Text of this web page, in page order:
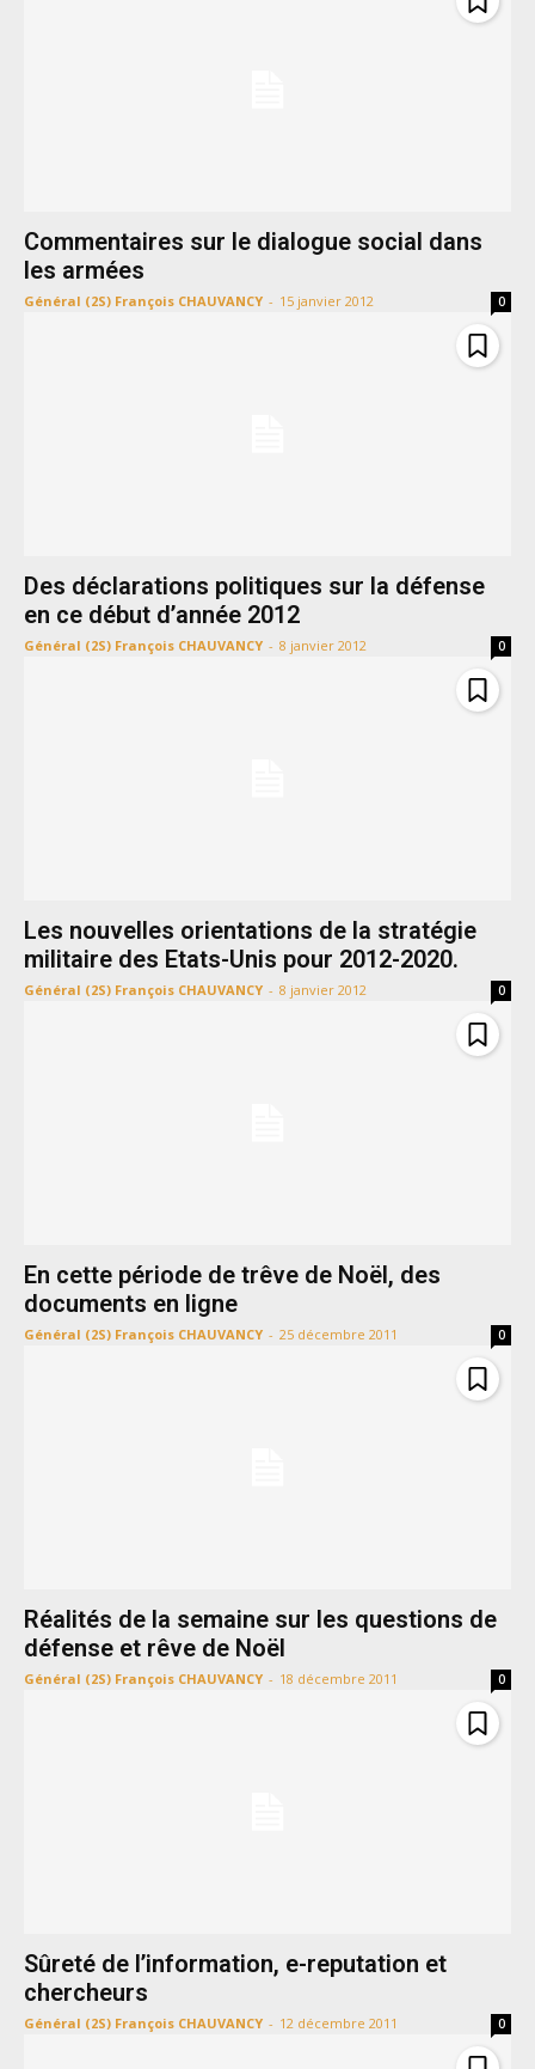
Commentaires sur le dialogue social dans
les armées
Général (2S) François CHAUVANCY - 15 janvier 2012 0
Des déclarations politiques sur la défense
en ce début d’année 2012
Général (2S) François CHAUVANCY - 8 janvier 2012 0
Les nouvelles orientations de la stratégie
militaire des Etats-Unis pour 2012-2020.
Général (2S) François CHAUVANCY - 8 janvier 2012 0
En cette période de trêve de Noël, des
documents en ligne
Général (2S) François CHAUVANCY - 25 décembre 2011 0
Réalités de la semaine sur les questions de
défense et rêve de Noël
Général (2S) François CHAUVANCY - 18 décembre 2011 0
Sûreté de l’information, e-reputation et
chercheurs
Général (2S) François CHAUVANCY - 12 décembre 2011 0